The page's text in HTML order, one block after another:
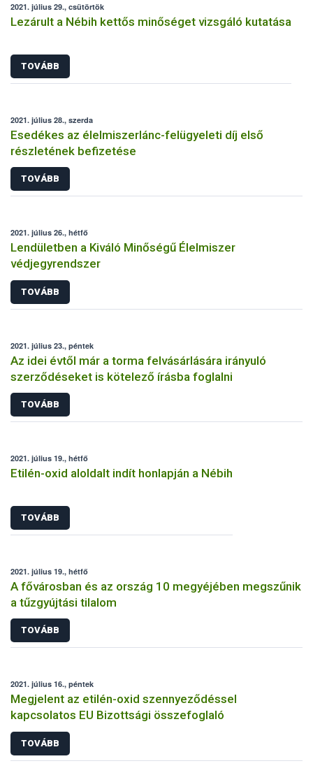
2021. július 29., csütörtök
Lezárult a Nébih kettős minőséget vizsgáló kutatása
TOVÁBB
2021. július 28., szerda
Esedékes az élelmiszerlánc-felügyeleti díj első
részletének befizetése
TOVÁBB
2021. július 26., hétfő
Lendületben a Kiváló Minőségű Élelmiszer
védjegyrendszer
TOVÁBB
2021. július 23., péntek
Az idei évtől már a torma felvásárlására irányuló
szerződéseket is kötelező írásba foglalni
TOVÁBB
2021. július 19., hétfő
Etilén-oxid aloldalt indít honlapján a Nébih
TOVÁBB
2021. július 19., hétfő
A fővárosban és az ország 10 megyéjében megszűnik
a tűzgyújtási tilalom
TOVÁBB
2021. július 16., péntek
Megjelent az etilén-oxid szennyeződéssel
kapcsolatos EU Bizottsági összefoglaló
TOVÁBB